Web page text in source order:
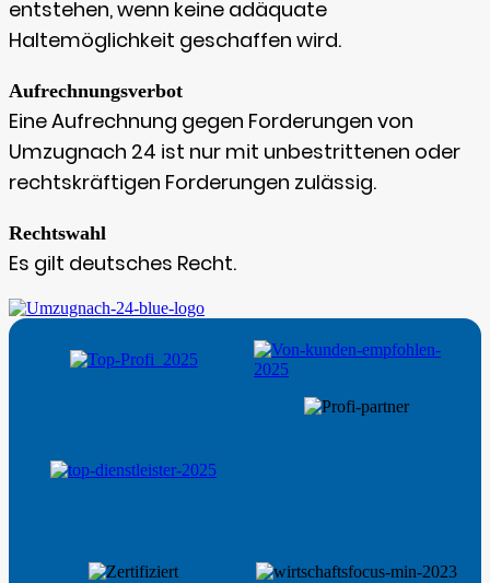
entstehen, wenn keine adäquate
Haltemöglichkeit geschaffen wird.
Aufrechnungsverbot
Eine Aufrechnung gegen Forderungen von
Umzugnach 24 ist nur mit unbestrittenen oder
rechtskräftigen Forderungen zulässig.
Rechtswahl
Es gilt deutsches Recht.